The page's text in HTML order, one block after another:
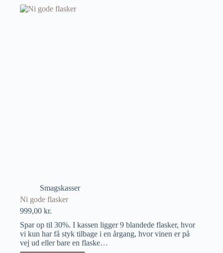
Smagskasser
Ni gode flasker
999,00 kr.
Spar op til 30%. I kassen ligger 9 blandede flasker, hvor
vi kun har få styk tilbage i en årgang, hvor vinen er på
vej ud eller bare en flaske…